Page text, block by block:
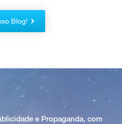
Blog!
e Propaganda, com